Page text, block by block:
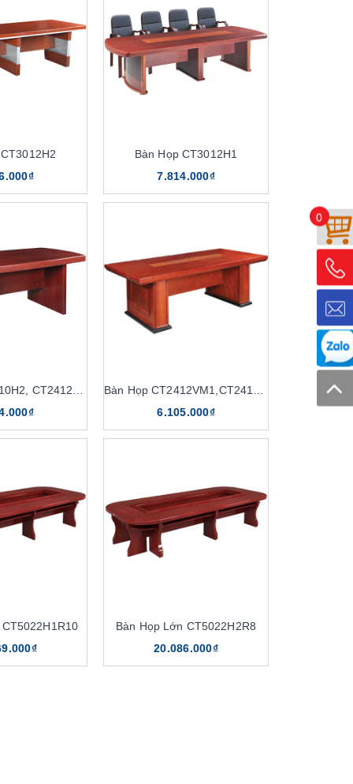
Bàn Họp CT3012H1
7.814.000₫
Bàn Họp CT2010H2, CT2412H2
Bàn Họp CT2412VM1,CT2412V1
6.105.000₫
Bàn Họp Lớn CT5022H2R8
20.086.000₫
0